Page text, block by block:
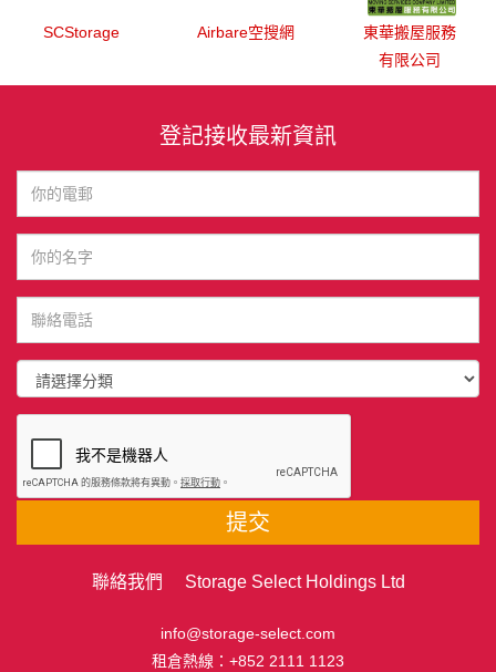
SCStorage Airbare空搜網
東華搬屋服務
有限公司
登記接收最新資訊
提交
聯絡我們 Storage Select Holdings Ltd
info@storage-select.com
租倉熱線： +852 2111 1123